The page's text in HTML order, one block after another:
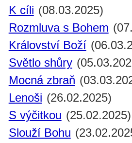
K cíli (08.03.2025)
Rozmluva s Bohem
Království Boží
Světlo shůry
Mocná zbraň
Lenoši (26.02.2025)
S výčitkou (25.02.2025)
Slouží Bohu